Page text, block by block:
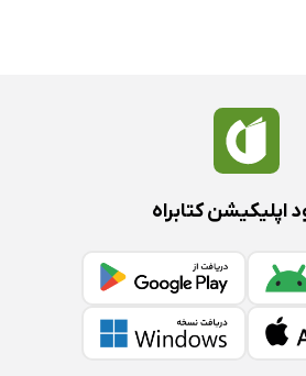
اپلیکیشن کتابراه